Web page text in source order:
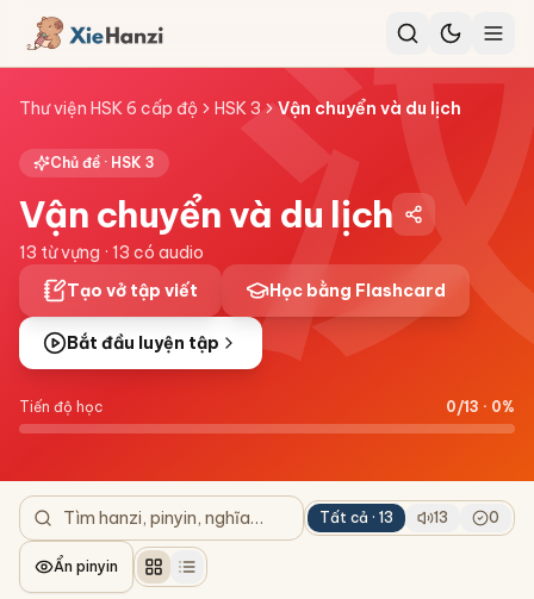
Thư viện HSK 6 cấp độ HSK 3 Vận chuyển và du lịch
Chủ đề · HSK 3
Vận chuyển và du lịch
13 từ vựng · 13 có audio
Tạo vở tập viết
Học bằng Flashcard
Bắt đầu luyện tập
Tiến độ học 0/13 · 0%
Tất cả · 13 13 0
Ẩn pinyin